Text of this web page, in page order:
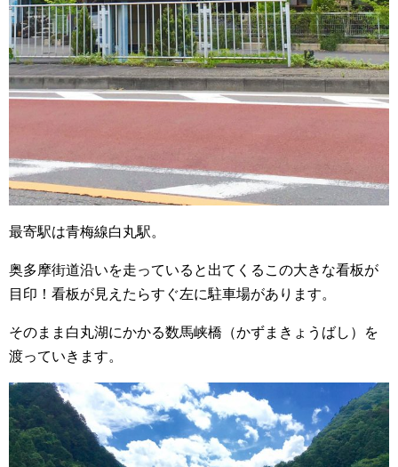
最寄駅は青梅線白丸駅。
奥多摩街道沿いを走っていると出てくるこの大きな看板が
目印！看板が見えたらすぐ左に駐車場があります。
そのまま白丸湖にかかる数馬峡橋（かずまきょうばし）を
渡っていきます。